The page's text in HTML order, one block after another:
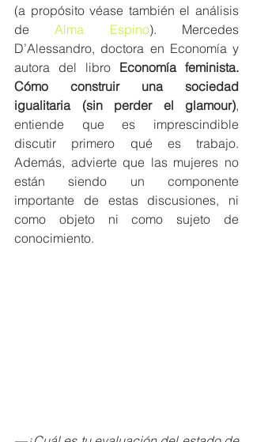
(a propósito véase también el análisis
de Alma Espino). Mercedes
D’Alessandro, doctora en Economía y
autora del libro Economía feminista.
Cómo construir una sociedad
igualitaria (sin perder el glamour),
entiende que es imprescindible
discutir primero qué es trabajo.
Además, advierte que las mujeres no
están siendo un componente
importante de estas discusiones, ni
como objeto ni como sujeto de
conocimiento.